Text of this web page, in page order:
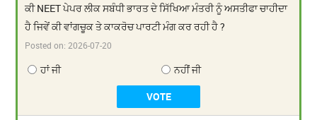
ਕੀ NEET ਪੇਪਰ ਲੀਕ ਸਬੰਧੀ ਭਾਰਤ ਦੇ ਸਿੱਖਿਆ ਮੰਤਰੀ ਨੂੰ ਅਸਤੀਫਾ ਚਾਹੀਦਾ
ਹੈ ਜਿਵੇਂ ਕੀ ਵਾਂਗਚੂਕ ਤੇ ਕਾਕਰੋਚ ਪਾਰਟੀ ਮੰਗ ਕਰ ਰਹੀ ਹੈ ?
Posted on:2026-07-20
ਹਾਂ ਜੀ ਨਹੀਂ ਜੀ